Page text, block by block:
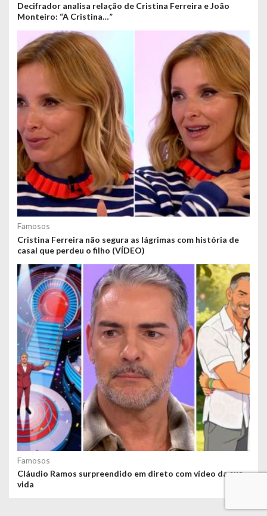
Decifrador analisa relação de Cristina Ferreira e João
Monteiro: “A Cristina…”
Famosos
Cristina Ferreira não segura as lágrimas com história de
casal que perdeu o filho (VÍDEO)
Famosos
Cláudio Ramos surpreendido em direto com vídeo da sua
vida